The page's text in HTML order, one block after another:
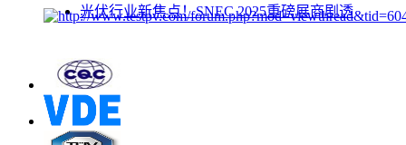
光伏行业新焦点！SNEC 2025重磅展商剧透